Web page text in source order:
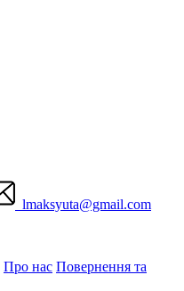
lmaksyuta@gmail.com
Про нас Повернення та